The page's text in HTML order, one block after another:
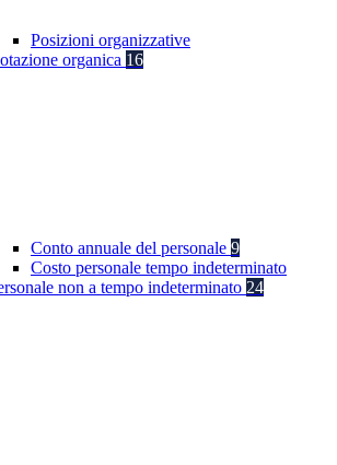
Posizioni organizzative
organica 16
Conto annuale del personale 9
Costo personale tempo indeterminato
non a tempo indeterminato 24